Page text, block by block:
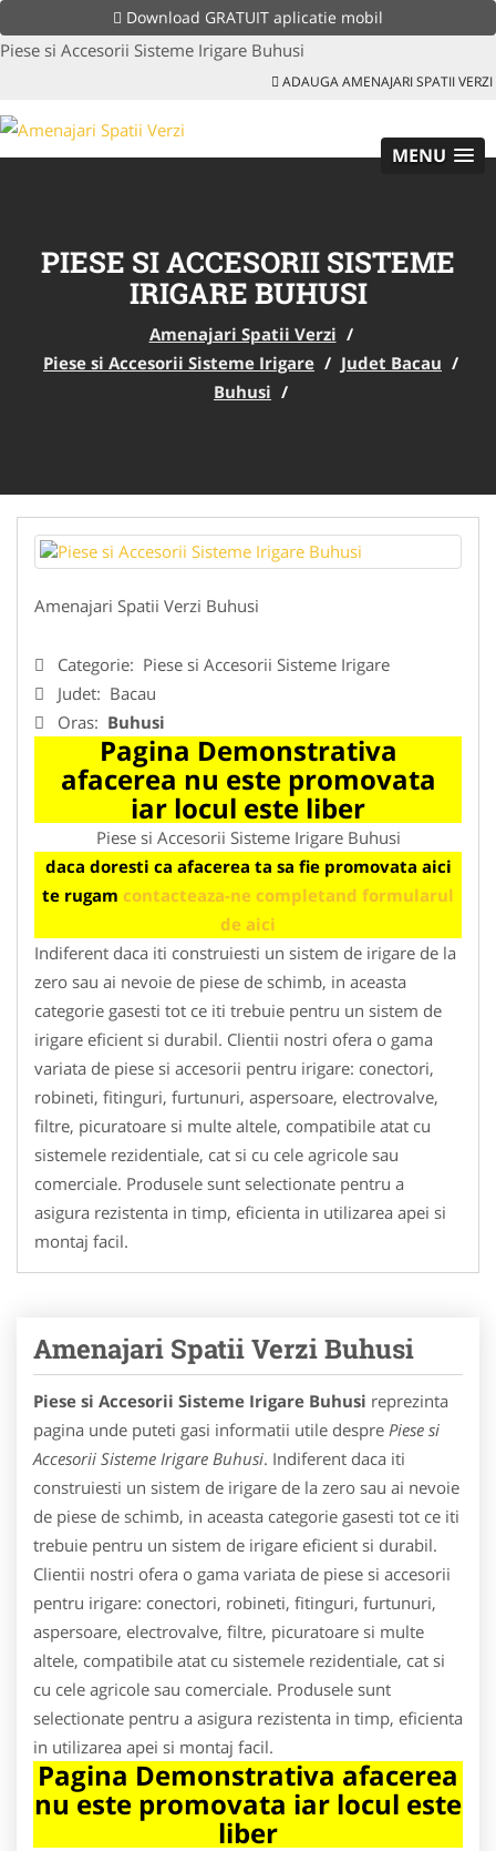
Download GRATUIT aplicatie mobil
Piese si Accesorii Sisteme Irigare Buhusi
ADAUGA AMENAJARI SPATII VERZI
MENU
PIESE SI ACCESORII SISTEME
IRIGARE BUHUSI
Amenajari Spatii Verzi /
Piese si Accesorii Sisteme Irigare / Judet Bacau /
Buhusi /
Amenajari Spatii Verzi Buhusi
Categorie: Piese si Accesorii Sisteme Irigare
Judet: Bacau
Oras: Buhusi
Pagina Demonstrativa
afacerea nu este promovata
iar locul este liber
Piese si Accesorii Sisteme Irigare Buhusi
daca doresti ca afacerea ta sa fie promovata aici
te rugam contacteaza-ne completand formularul
de aici
Indiferent daca iti construiesti un sistem de irigare de la
zero sau ai nevoie de piese de schimb, in aceasta
categorie gasesti tot ce iti trebuie pentru un sistem de
irigare eficient si durabil. Clientii nostri ofera o gama
variata de piese si accesorii pentru irigare: conectori,
robineti, fitinguri, furtunuri, aspersoare, electrovalve,
filtre, picuratoare si multe altele, compatibile atat cu
sistemele rezidentiale, cat si cu cele agricole sau
comerciale. Produsele sunt selectionate pentru a
asigura rezistenta in timp, eficienta in utilizarea apei si
montaj facil.
Amenajari Spatii Verzi Buhusi
Piese si Accesorii Sisteme Irigare Buhusi reprezinta
pagina unde puteti gasi informatii utile despre Piese si
Accesorii Sisteme Irigare Buhusi. Indiferent daca iti
construiesti un sistem de irigare de la zero sau ai nevoie
de piese de schimb, in aceasta categorie gasesti tot ce iti
trebuie pentru un sistem de irigare eficient si durabil.
Clientii nostri ofera o gama variata de piese si accesorii
pentru irigare: conectori, robineti, fitinguri, furtunuri,
aspersoare, electrovalve, filtre, picuratoare si multe
altele, compatibile atat cu sistemele rezidentiale, cat si
cu cele agricole sau comerciale. Produsele sunt
selectionate pentru a asigura rezistenta in timp, eficienta
in utilizarea apei si montaj facil.
Pagina Demonstrativa afacerea
nu este promovata iar locul este
liber